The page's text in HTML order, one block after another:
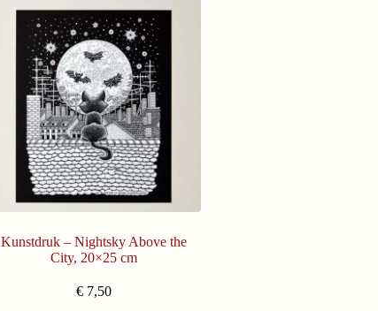
Kunstdruk – Nightsky Above the
City, 20×25 cm
€7,50